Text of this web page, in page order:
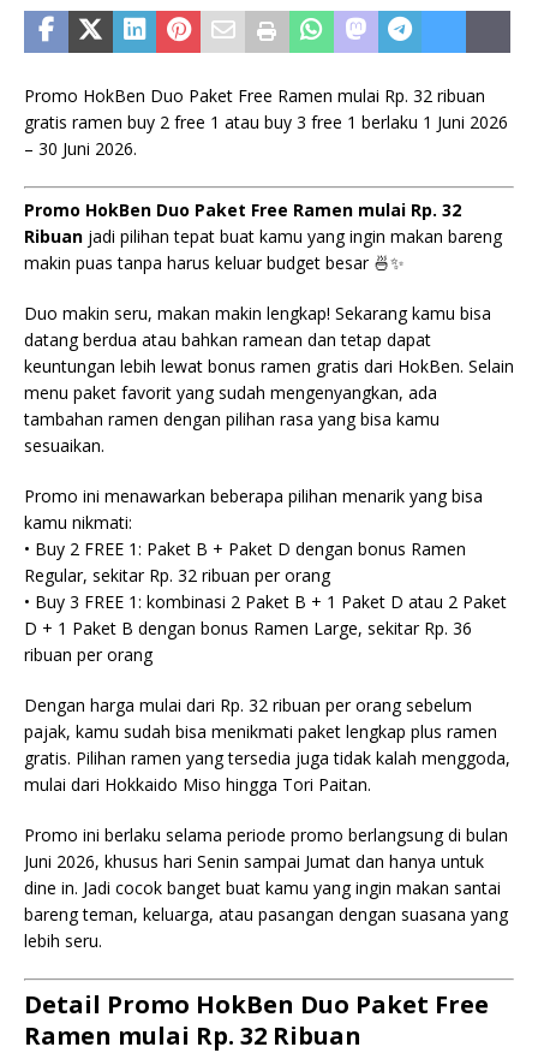
Promo HokBen Duo Paket Free Ramen mulai Rp. 32 ribuan
gratis ramen buy 2 free 1 atau buy 3 free 1 berlaku 1 Juni 2026
– 30 Juni 2026.
Promo HokBen Duo Paket Free Ramen mulai Rp. 32
Ribuan jadi pilihan tepat buat kamu yang ingin makan bareng
makin puas tanpa harus keluar budget besar 🍜✨
Duo makin seru, makan makin lengkap! Sekarang kamu bisa
datang berdua atau bahkan ramean dan tetap dapat
keuntungan lebih lewat bonus ramen gratis dari HokBen. Selain
menu paket favorit yang sudah mengenyangkan, ada
tambahan ramen dengan pilihan rasa yang bisa kamu
sesuaikan.
Promo ini menawarkan beberapa pilihan menarik yang bisa
kamu nikmati:
• Buy 2 FREE 1: Paket B + Paket D dengan bonus Ramen
Regular, sekitar Rp. 32 ribuan per orang
• Buy 3 FREE 1: kombinasi 2 Paket B + 1 Paket D atau 2 Paket
D + 1 Paket B dengan bonus Ramen Large, sekitar Rp. 36
ribuan per orang
Dengan harga mulai dari Rp. 32 ribuan per orang sebelum
pajak, kamu sudah bisa menikmati paket lengkap plus ramen
gratis. Pilihan ramen yang tersedia juga tidak kalah menggoda,
mulai dari Hokkaido Miso hingga Tori Paitan.
Promo ini berlaku selama periode promo berlangsung di bulan
Juni 2026, khusus hari Senin sampai Jumat dan hanya untuk
dine in. Jadi cocok banget buat kamu yang ingin makan santai
bareng teman, keluarga, atau pasangan dengan suasana yang
lebih seru.
Detail Promo HokBen Duo Paket Free
Ramen mulai Rp. 32 Ribuan